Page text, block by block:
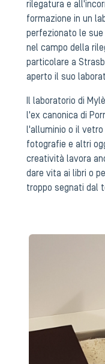
rilegatura e
formazione in un
perfezionato le
nel campo della
particolare a
aperto il suo
Il laboratorio di
l'ex canonica di
l'alluminio o il vetro
fotografie e altri
creatività lavora
dare vita ai libri o
troppo segnati dal